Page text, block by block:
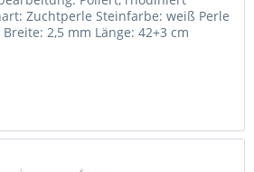
Zuchtperle Steinfarbe: weiß Perle
2,5 mm Länge: 42+3 cm